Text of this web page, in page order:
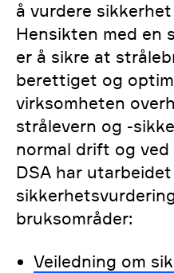
å vurdere
Hensikten med en
er å sikre at
berettiget og
virksomheten
strålevern og -
normal drift og ved
DSA har
bruksområder:
Veiledning om